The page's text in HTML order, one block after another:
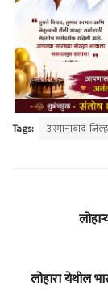
Tags: उस्मानाबाद
लोहारा येथील